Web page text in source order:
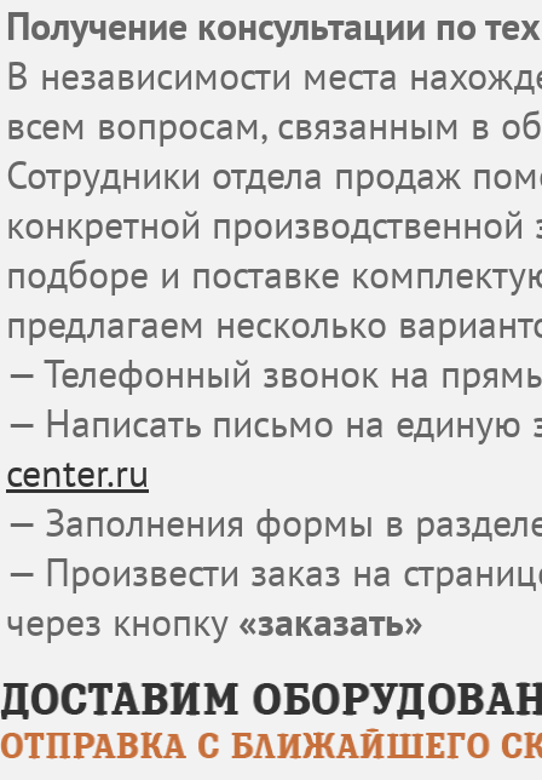
Получение консультации по
В независимости места
всем вопросам, связанным в
Сотрудники отдела продаж
конкретной
подборе и поставке
предлагаем несколько
— Телефонный звонок на
— Написать письмо на единую
center.ru
— Заполнения формы в
— Произвести заказ на
через кнопку «заказать»